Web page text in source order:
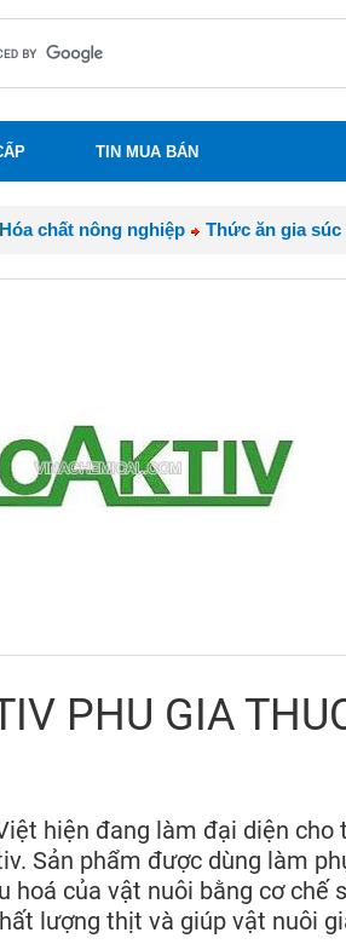
TIN MUA BÁN
Hóa chất nông nghiệp Thức ăn gia súc
PHU GIA
hiện đang làm đại diện cho
Sản phẩm được dùng làm
hoá của vật nuôi bằng cơ
lượng thịt và giúp vật nuôi